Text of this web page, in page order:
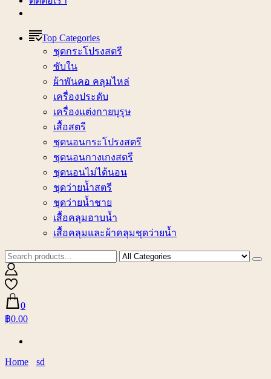
Top Categories
ชุดกระโปรงสตรี
ซับใน
ผ้าพันคอ คลุมไหล่
เครื่องประดับ
เครื่องแต่งกายบุรุษ
เสื้อสตรี
ชุดนอนกระโปรงสตรี
ชุดนอนกางเกงสตรี
ชุดนอนไม่ได้นอน
ชุดว่ายน้ำสตรี
ชุดว่ายน้ำชาย
เสื้อคลุมอาบน้ำ
เสื้อคลุมและผ้าคลุมชุดว่ายน้ำ
0
฿0.00
Home sd